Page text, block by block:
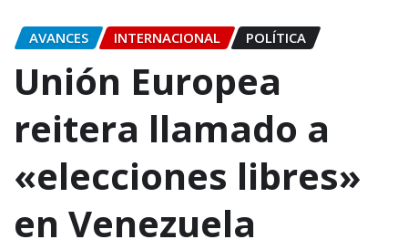
AVANCES INTERNACIONAL POLÍTICA
Unión Europea
reitera llamado a
«elecciones libres»
en Venezuela